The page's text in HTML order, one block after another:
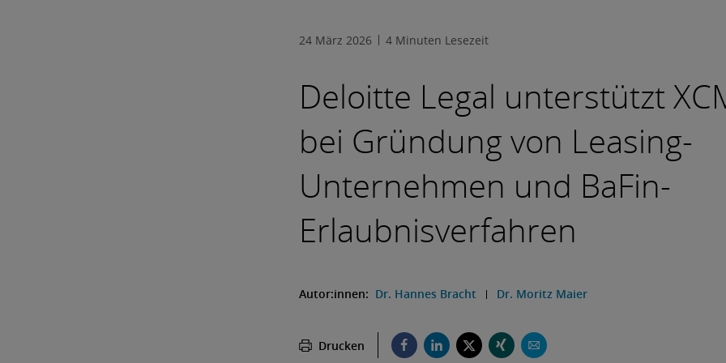
24 März 2026 4 Minuten Lesezeit
Deloitte Legal unterstützt
bei Gründung von Leasing-
Unternehmen und BaFin-
Erlaubnisverfahren
Autor:innen: Dr. Hannes Bracht Dr. Moritz Maier
Drucken